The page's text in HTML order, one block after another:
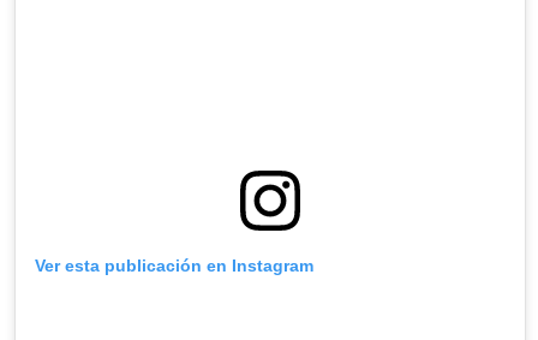
Ver esta publicación en Instagram